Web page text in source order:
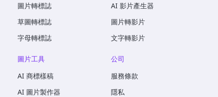
圖片轉標誌
草圖轉標誌
字母轉標誌
AI 影片產生器
圖片轉影片
文字轉影片
圖片工具
AI 商標樣稿
AI 圖片製作器
公司
服務條款
隱私